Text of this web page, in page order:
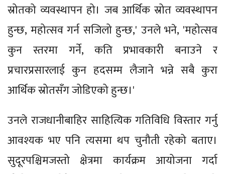
स्रोतको व्यवस्थापन हो। जब आर्थिक स्रोत व्यवस्थापन
हुन्छ, महोत्सव गर्न सजिलो हुन्छ,' उनले भने, 'महोत्सव
कुन स्तरमा गर्ने, कति प्रभावकारी बनाउने र
प्रचारप्रसारलाई कुन हदसम्म लैजाने भन्ने सबै कुरा
आर्थिक स्रोतसँग जोडिएको हुन्छ।'
उनले राजधानीबाहिर साहित्यिक गतिविधि विस्तार गर्नु
आवश्यक भए पनि त्यसमा थप चुनौती रहेको बताए।
सुदूरपश्चिमजस्तो क्षेत्रमा कार्यक्रम आयोजना गर्दा